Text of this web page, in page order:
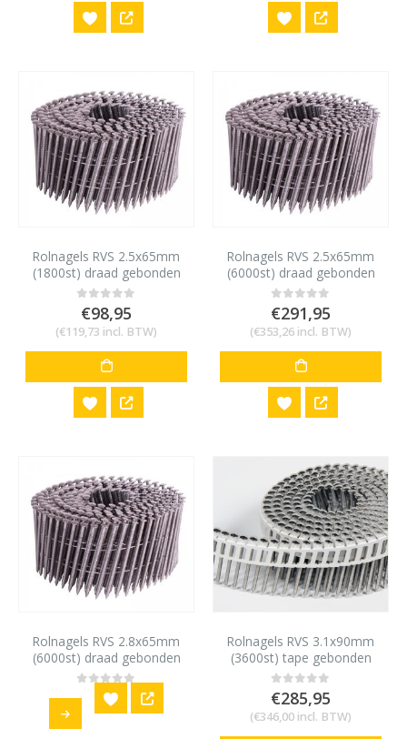
Rolnagels RVS 2.5x65mm
(1800st) draad gebonden
bolkop vlakke rol
0out of 5
€98,95
(€119,73 incl. BTW)
Rolnagels RVS 2.5x65mm
(6000st) draad gebonden
bolkop vlakke rol
0out of 5
€291,95
(€353,26 incl. BTW)
Rolnagels RVS 2.8x65mm
(6000st) draad gebonden
bolkop vlakke rol
out of 5
Rolnagels RVS 3.1x90mm
(3600st) tape gebonden
bolkop vlakke rol
0out of 5
€285,95
(€346,00 incl. BTW)